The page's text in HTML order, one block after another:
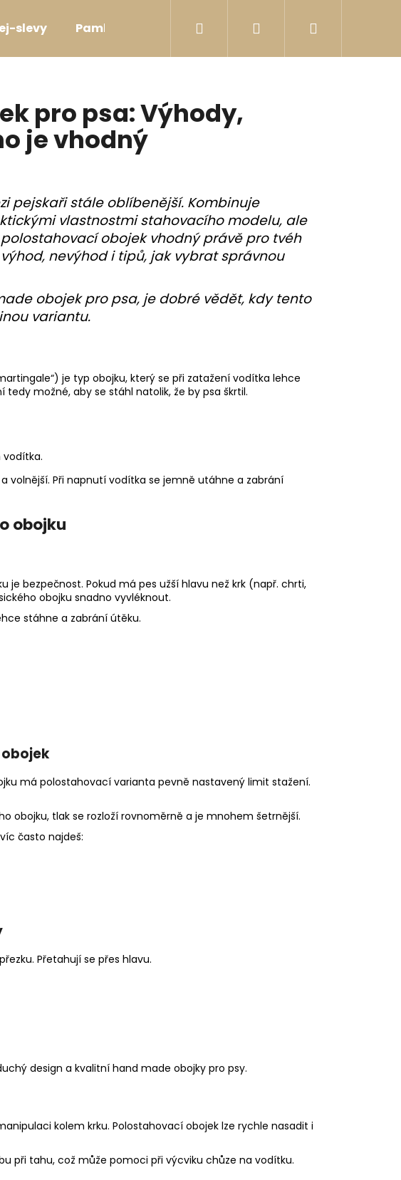
slevy Pamlsky Postroje HračkyPřihlášení
pro psa: Výhody,
je vhodný
pejskaři stále oblíbenější. Kombinuje
vlastnostmi stahovacího modelu, ale
polostahovací obojek vhodný právě pro tvéh
nevýhod i tipů, jak vybrat správnou
obojek pro psa, je dobré vědět, kdy tento
variantu.
je typ obojku, který se při zatažení vodítka lehce
možné, aby se stáhl natolik, že by psa škrtil.
volnější. Při napnutí vodítka se jemně utáhne a zabrání
obojku
bezpečnost. Pokud má pes užší hlavu než krk (např. chrti,
obojku snadno vyvléknout.
stáhne a zabrání útěku.
má polostahovací varianta pevně nastavený limit stažení.
obojku, tlak se rozloží rovnoměrně a je mnohem šetrnější.
často najdeš:
Přetahují se přes hlavu.
design a kvalitní hand made obojky pro psy.
kolem krku. Polostahovací obojek lze rychle nasadit i
při tahu, což může pomoci při výcviku chůze na vodítku.
LAVENDER
Kč